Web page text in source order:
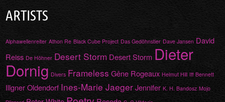
ARTISTS
Alphawellenreiter Athon Re Black Cube Project Das Gedöhnstier Dave Jansen David
Reiss De Höhner Desert Storm Desert Storm Dieter
Dornig Divers Frameless Gêne Rogeaux Helmut Hill Iff Bennett
Illgner Oldendorf Ines-Marie Jaeger Jennifer K. H. Bandosz Mojo